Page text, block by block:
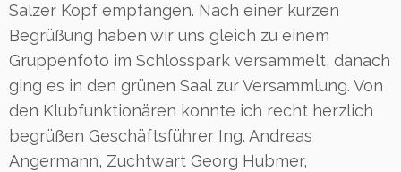
Salzer Kopf empfangen. Nach einer kurzen
Begrüßung haben wir uns gleich zu einem
Gruppenfoto im Schlosspark versammelt, danach
ging es in den grünen Saal zur Versammlung. Von
den Klubfunktionären konnte ich recht herzlich
begrüßen Geschäftsführer Ing. Andreas
Angermann, Zuchtwart Georg Hubmer,